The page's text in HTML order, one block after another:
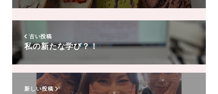
達
追
古い投稿
私の新たな学び？！
新しい投稿